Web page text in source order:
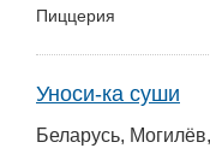
Пиццерия
Уноси-ка суши
Беларусь,